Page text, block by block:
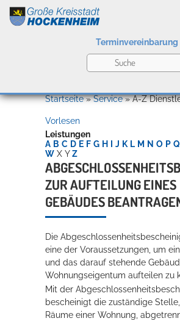
Kultur
Bildung
Wirtschaft
Rathaus
Terminvereinbarung
Willkommen in Hockenheim
Startseite»Service»A-Z
Vorlesen
Leistungen
A B C D E F G H J K L M N O P Q
W X Y Z
ZUR AUFTEILUNG EINES
GEBÄUDES
Die
eine der Voraussetzungen, um
und das darauf stehende
Wohnungseigentum aufteilen zu
Mit der
bescheinigt die zuständige
Räume einer Wohnung,